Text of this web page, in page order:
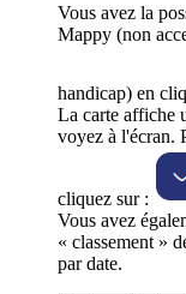
Vous avez la
Mappy (non
handicap) en
La carte affiche
voyez à l'écran.
cliquez sur :
Vous avez
« classement »
par date.